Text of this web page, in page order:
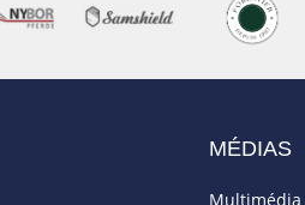
MÉDIAS
Multimédia